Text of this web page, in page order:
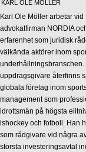
KARL OLE MÖLLER
Karl Ole Möller arbetar vid
advokatfirman NORDIA
erfarenhet som juridisk
välkända aktörer inom
underhållningsbranschen.
uppdragsgivare återfinns
globala företag inom
management som
idrottsmän på högsta
ishockey och fotboll. Han
som rådgivare vid några
största investeringsavtal